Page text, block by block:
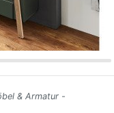
& Armatur -